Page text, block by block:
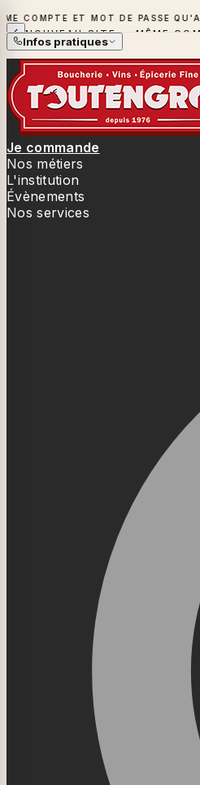
ET MOT DE PASSE
NOUVEAU SITE — MÊME
Infos pratiques
Je commande
Nos métiers
L'institution
Évènements
Nos services